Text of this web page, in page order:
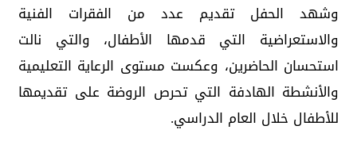
وشهد الحفل تقديم عدد من الفقرات الفنية
والاستعراضية التي قدمها الأطفال، والتي نالت
استحسان الحاضرين، وعكست مستوى الرعاية التعليمية
والأنشطة الهادفة التي تحرص الروضة على تقديمها
للأطفال خلال العام الدراسي.